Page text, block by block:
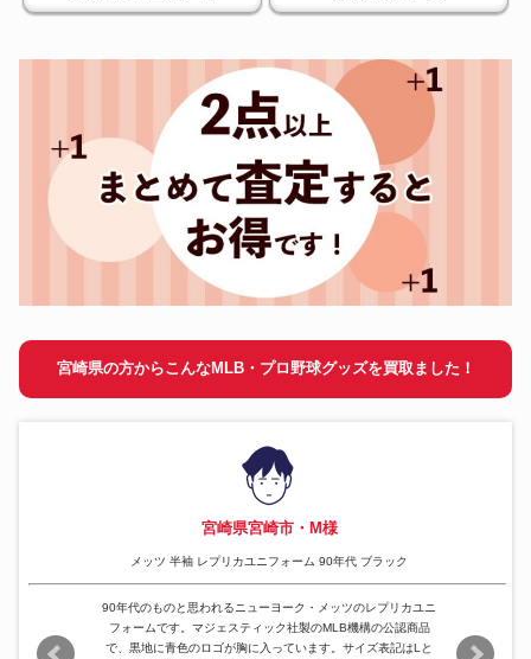
宮崎県の方からこんなMLB・プロ野球グッズを買取ました！
宮崎県宮崎市・M様
メッツ 半袖 レプリカユニフォーム 90年代 ブラック
90年代のものと思われるニューヨーク・メッツのレプリカユニ
フォームです。マジェスティック社製のMLB機構の公認商品
で、黒地に青色のロゴが胸に入っています。サイズ表記はLと